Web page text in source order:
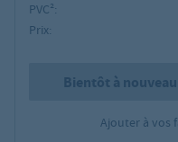
PVC²:
Prix:
Bientôt à
Ajouter à vos